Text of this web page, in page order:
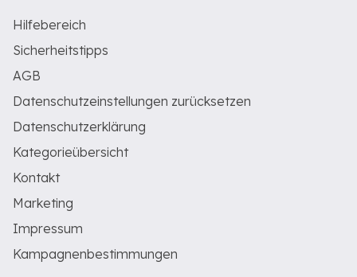
Hilfebereich
Sicherheitstipps
AGB
Datenschutzeinstellungen zurücksetzen
Datenschutzerklärung
Kategorieübersicht
Kontakt
Marketing
Impressum
Kampagnenbestimmungen